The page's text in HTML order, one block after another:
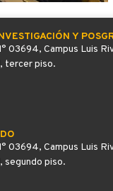
Y
03694, Campus Luis
tercer piso.
03694, Campus Luis
segundo piso.